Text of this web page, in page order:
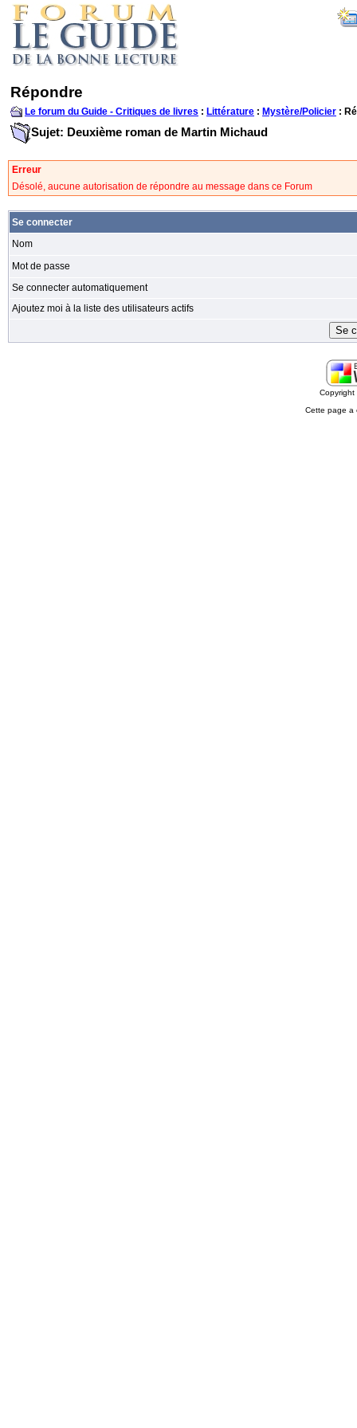
Répondre
Le forum du Guide - Critiques de livres : Littérature : Mystère/Policier :
Sujet: Deuxième roman de Martin Michaud
Erreur
Désolé, aucune autorisation de répondre au message dans ce Forum
Se connecter
Nom
Mot de passe
Se connecter automatiquement
Ajoutez moi à la liste des utilisateurs actifs
Cette page a